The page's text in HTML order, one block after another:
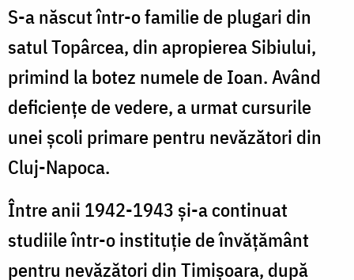
S-a născut într-o familie de plugari din
satul Topârcea, din apropierea Sibiului,
primind la botez numele de Ioan. Având
deficiențe de vedere, a urmat cursurile
unei școli primare pentru nevăzători din
Cluj-Napoca.
Între anii 1942-1943 și-a continuat
studiile într-o instituție de învățământ
pentru nevăzători din Timișoara, după